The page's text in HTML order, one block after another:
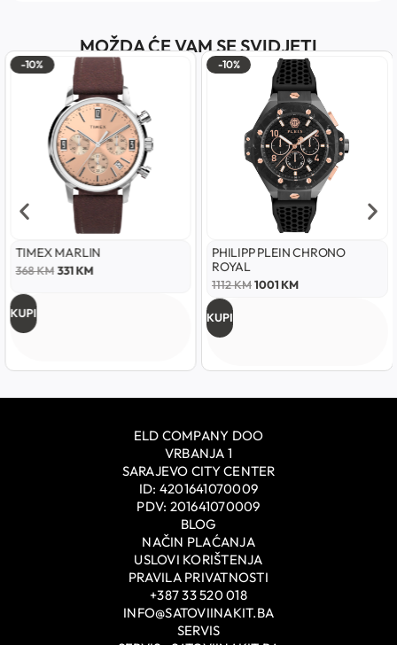
MOŽDA ĆE VAM SE SVIDJETI
-10%
TIMEX MARLIN
368KM331KM
KUPI
-10%
PHILIPP PLEIN CHRONO
ROYAL
1112KM 1001KM
KUPI
ELD COMPANY DOO
VRBANJA 1
SARAJEVO CITY CENTER
ID: 4201641070009
PDV: 201641070009
BLOG
NAČIN PLAĆANJA
USLOVI KORIŠTENJA
PRAVILA PRIVATNOSTI
+387 33 520 018
INFO@SATOVIINAKIT.BA
SERVIS